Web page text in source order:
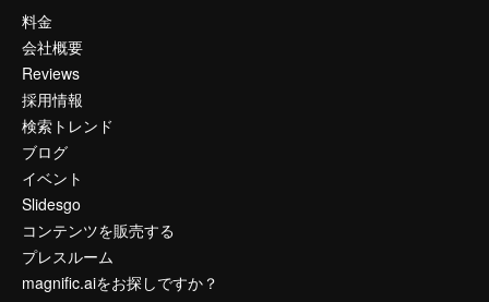
料金
会社概要
Reviews
採用情報
検索トレンド
ブログ
イベント
Slidesgo
コンテンツを販売する
プレスルーム
magnific.aiをお探しですか？